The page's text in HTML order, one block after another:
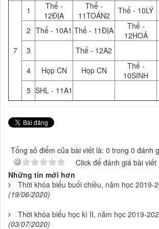
7
1
Thể -
12ĐỊA
Thể -
11TOÁN2
Thể - 10LÝ
2 Thể - 10A1 Thể - 11ĐỊA
Thể -
12HOÁ
3
Thể - 12A2
4
Họp CN Họp CN
Thể -
10SINH
5 SHL - 11A1
Tổng số điểm của bài viết là: 0 trong 0 đánh
Click để đánh giá bài viết
Những tin mới hơn
Thời khóa biểu buổi chiều, năm học 2019-
(19/06/2020)
Thời khóa biểu học kì II, năm học 2019-
(03/07/2020)